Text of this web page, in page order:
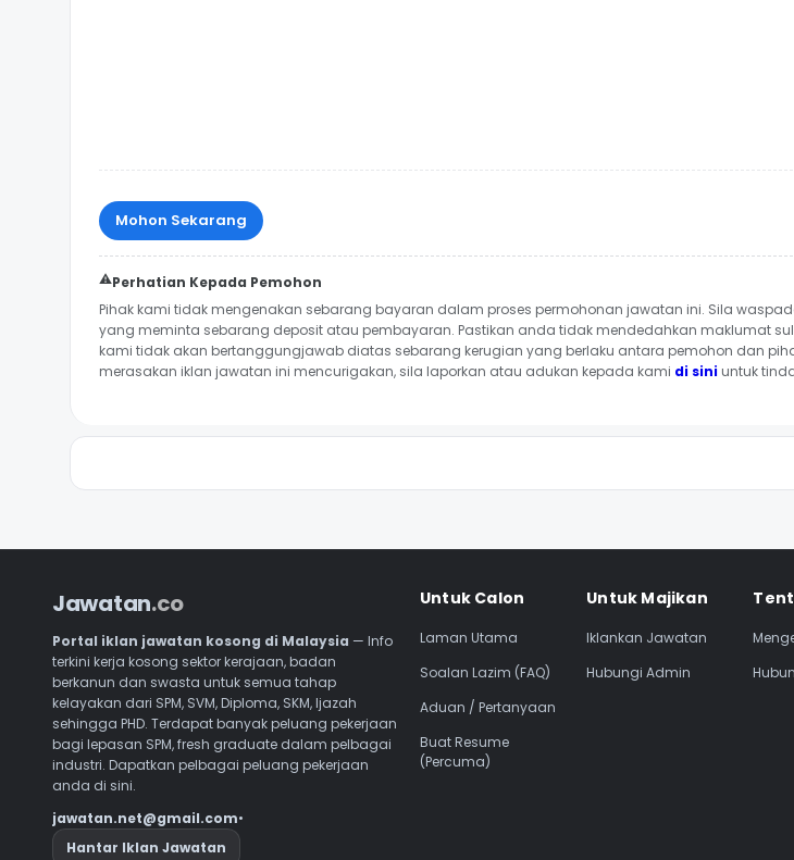
Mohon Sekarang
⚠️Perhatian Kepada Pemohon
Pihak kami tidak mengenakan sebarang bayaran dalam proses permohonan jawatan ini. Sila
yang meminta sebarang deposit atau pembayaran. Pastikan anda tidak mendedahkan maklumat
kami tidak akan bertanggungjawab diatas sebarang kerugian yang berlaku antara pemohon dan
merasakan iklan jawatan ini mencurigakan, sila laporkan atau adukan kepada kami di sini untuk
Jawatan.co
Portal iklan jawatan kosong di Malaysia — Info
terkini kerja kosong sektor kerajaan, badan
berkanun dan swasta untuk semua tahap
kelayakan dari SPM, SVM, Diploma, SKM, Ijazah
sehingga PHD. Terdapat banyak peluang pekerjaan
bagi lepasan SPM, fresh graduate dalam pelbagai
industri. Dapatkan pelbagai peluang pekerjaan
anda di sini.
jawatan.net@gmail.com•
Hantar Iklan Jawatan
Navigasi Footer
Untuk Calon
Laman Utama
Soalan Lazim (FAQ)
Aduan / Pertanyaan
Buat Resume
(Percuma)
Untuk Majikan
Iklankan Jawatan
Hubungi Admin